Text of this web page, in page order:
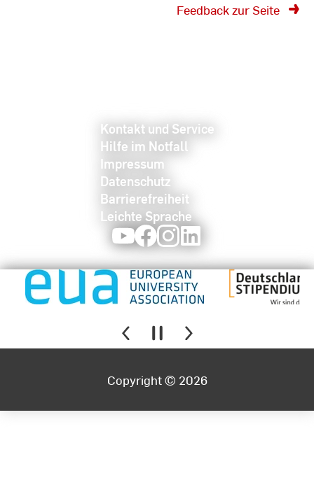
Feedback zur Seite
Kontakt und Service
Hilfe im Notfall
Impressum
Datenschutz
Barrierefreiheit
Leichte Sprache
YoutubeFacebookInstagram
Copyright © 2026